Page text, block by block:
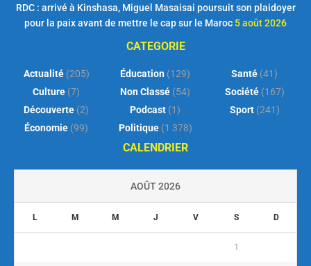
RDC : arrivé à Kinshasa, Miguel Masaisai poursuit son plaidoyer
pour la paix avant de mettre le cap sur le Maroc 5 août 2026
CATEGORIE
Actualité(205)
Culture (7)
Découverte (2)
Économie (99)
Éducation (129)
Non Classé (54)
Podcast (1)
Politique(1 378)
Santé (41)
Société(167)
Sport(241)
CALENDRIER
AOÛT 2026
L M M J V S D
1